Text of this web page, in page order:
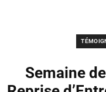
Semaine